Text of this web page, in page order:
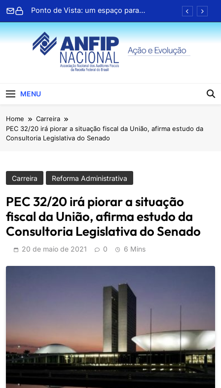
Skip
content
Ponto de Vista: um espaço para
Informativo semanal Linha Direta nº 3126
ANFIP Nacional recebe visita da
superintendente da Receita Federal da 4ª
Região Fiscal
Preparativos para o XIX Encontro Nacional
Ponto de Vista: um espaço para
Informativo semanal Linha Direta nº 3126
ANFIP Nacional recebe visita da
superintendente da Receita Federal da 4ª
ANFIP Nacional
MENU
Home
Carreira
PEC 32/20 irá piorar a situação fiscal da União, afirma estudo da
Consultoria Legislativa do Senado
Carreira Reforma Administrativa
PEC 32/20 irá piorar a situação
fiscal da União, afirma estudo da
Consultoria Legislativa do Senado
20 de maio de 2021 0 6 Mins